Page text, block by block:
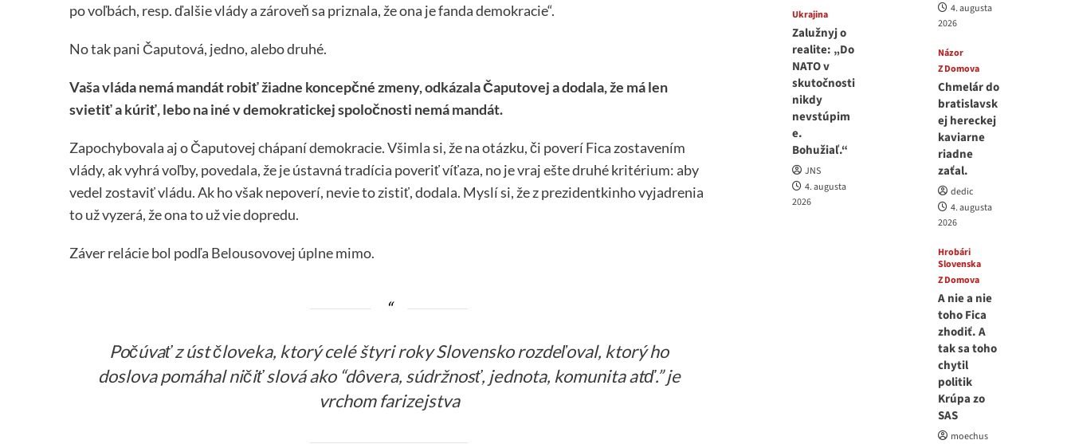
po voľbách, resp. ďalšie vlády a zároveň sa priznala, že ona je fanda demokracie“.
No tak pani Čaputová, jedno, alebo druhé.
Vaša vláda nemá mandát robiť žiadne koncepčné zmeny, odkázala Čaputovej a dodala, že má len
svietiť a kúriť, lebo na iné v demokratickej spoločnosti nemá mandát.
Zapochybovala aj o Čaputovej chápaní demokracie. Všimla si, že na otázku, či poverí Fica zostavením
vlády, ak vyhrá voľby, povedala, že je ústavná tradícia poveriť víťaza, no je vraj ešte druhé kritérium: aby
vedel zostaviť vládu. Ak ho však nepoverí, nevie to zistiť, dodala. Myslí si, že z prezidentkinho vyjadrenia
to už vyzerá, že ona to už vie dopredu.
Záver relácie bol podľa Belousovovej úplne mimo.
Počúvať z úst človeka, ktorý celé štyri roky Slovensko rozdeľoval, ktorý ho
doslova pomáhal ničiť slová ako “dôvera, súdržnosť, jednota, komunita atď.” je
vrchom farizejstva
Ukrajina
Zalužnyj o
realite: „Do
NATO v
skutočnosti
nikdy
nevstúpim
e.
Bohužiaľ.“
JNS
4. augusta
2026
4. augusta
2026
Názor
Z Domova
Chmelár do
bratislavsk
ej hereckej
kaviarne
riadne
zaťal.
dedic
4. augusta
2026
Hrobári
Slovenska
Z Domova
A nie a nie
toho Fica
zhodiť. A
tak sa toho
chytil
politik
Krúpa zo
SAS
moechus